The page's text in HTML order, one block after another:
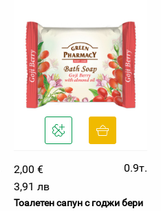
2,00 €
0.9т.
3,91 лв
Тоалетен сапун с годжи бери